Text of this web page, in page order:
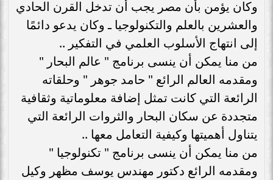
وكان يؤمن بأن مصر يجب أن تدخل القرن الحادي
والعشرين بالعلم والتكنولوجيا ـ وكان يدعو دائمًا
إلى انتهاج الأسلوب العلمي في التفكير .‏.‏
من منا يمكن أن ينسى برنامج " عالم البحار "
ومقدمه العالم الرائع " حامد جوهر " وحلقاته
الرائعة التي كانت تمثل إضافة معلوماتية وثقافية
متجددة عن سكان البحار والثروات الرائعة التي
يتناول أهميتها وكيفية التعامل معها ..
من منا يمكن أن ينسى برنامج " تكنولوجيا "
ومقدمه الرائع دكتور مهندس يوسف مظهر وكيل